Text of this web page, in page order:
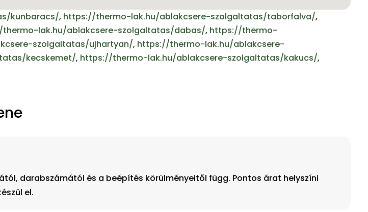
kunbaracs/, https://thermo-lak.hu/ablakcsere-szolgaltatas/taborfalva/,
lak.hu/ablakcsere-szolgaltatas/dabas/, https://thermo-
szolgaltatas/ujhartyan/, https://thermo-lak.hu/ablakcsere-
kecskemet/, https://thermo-lak.hu/ablakcsere-szolgaltatas/kakucs/,
darabszámától és a beépítés körülményeitől függ. Pontos árat helyszíni
el.